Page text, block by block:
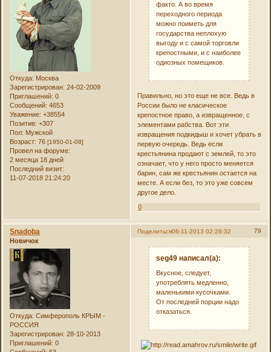
Откуда: Москва
Зарегистрирован: 24-02-2009
Приглашений: 0
Сообщений: 4653
Уважение: +38554
Позитив: +307
Пол: Мужской
Возраст: 76[1950-01-08]
Провел на форуме:
2 месяца 18 дней
Последний визит:
11-07-2018 21:24:20
факто. А во время
переходного периода
можно поиметь для
государства неплохую
выгоду и с самой торговли
крепостными, и с наиболее
одиозных помещиков.
Правильно, но это еще не все. Ведь в
России было не класическое
крепостное право, а извращенное, с
элементами рабства. Вот эти
извращения подкидыш и хочет убрать в
первую очередь. Ведь если
крестьянина продают с землей, то это
означает, что у него просто меняется
барин, сам же крестьянин остается на
месте. А если без, то это уже совсем
другое дело.
0
Поделиться 79
06-11-2013 02:28:32
Snadoba
Новичок
Откуда: Симферополь КРЫМ -
РОССИЯ
Зарегистрирован: 28-10-2013
Приглашений: 0
seg49 написал(а):
Вкусное, следует,
употреблять медленно,
маленькими кусочками.
От последней порции надо
отказаться.